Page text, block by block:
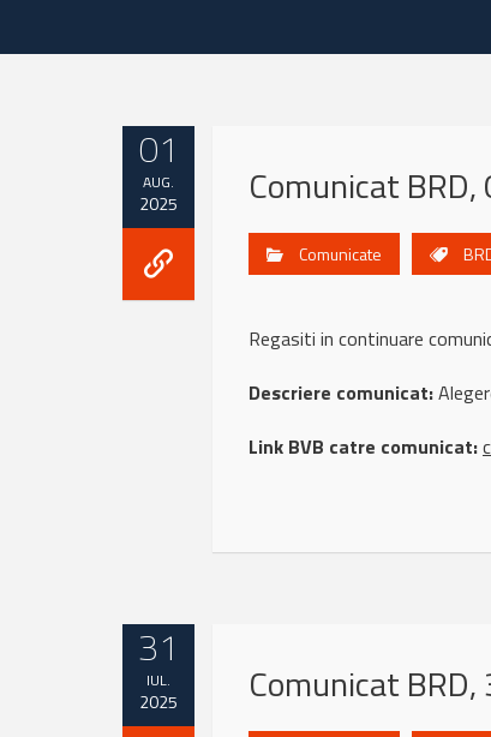
01
AUG.
2025 Comunicat
Comunicate
Regasiti in continuare
Descriere comunicat:
Link BVB catre comunicat:
31
IUL.
2025 Comunicat